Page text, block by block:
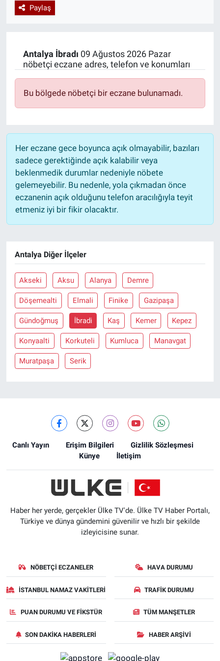
Paylaş
Antalya İbradı 09 Ağustos 2026 Pazar
nöbetçi eczane adres, telefon ve konumları
Bu bölgede nöbetçi bir eczane bulunamadı.
Her eczane gece boyunca açık olmayabilir, bazıları
sadece gerektiğinde açık kalabilir veya
beklenmedik durumlar nedeniyle nöbete
gelemeyebilir. Bu nedenle, yola çıkmadan önce
eczanenin açık olduğunu telefon aracılığıyla teyit
etmeniz iyi bir fikir olacaktır.
Antalya Diğer İlçeler
Akseki Aksu Alanya Demre
Döşemealti Elmali Finike Gazipaşa
Gündoğmuş İbradi Kaş Kemer Kepez
Konyaalti Korkuteli Kumluca Manavgat
Muratpaşa Serik
Canlı Yayın Erişim Bilgileri
Gizlilik Sözleşmesi
Künye
İletişim
Haber her yerde, gerçekler Ülke TV'de. Ülke TV Haber Portalı,
Türkiye ve dünya gündemini güvenilir ve hızlı bir şekilde
izleyicisine sunar.
NÖBETÇI ECZANELER HAVA DURUMU
İSTANBUL NAMAZ VAKITLERI TRAFIK DURUMU
PUAN DURUMU VE FIKSTÜR TÜM MANŞETLER
SON DAKIKA HABERLERI HABER ARŞIVI
Özel Haberler
Dünya
Özel Haberler
Kadın
Teknoloji
Ramazan
Haber Arşivi